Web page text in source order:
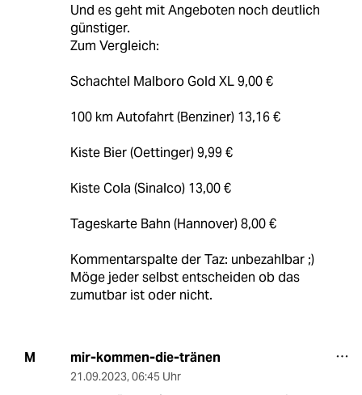
Und es geht mit Angeboten noch deutlich
günstiger.
Zum Vergleich:
Schachtel Malboro Gold XL 9,00 €
100 km Autofahrt (Benziner) 13,16 €
Kiste Bier (Oettinger) 9,99 €
Kiste Cola (Sinalco) 13,00 €
Tageskarte Bahn (Hannover) 8,00 €
Kommentarspalte der Taz: unbezahlbar ;)
Möge jeder selbst entscheiden ob das
zumutbar ist oder nicht.
M mir-kommen-die-tränen
21.09.2023, 06:45 Uhr